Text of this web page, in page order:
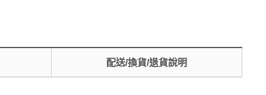
配送/換貨/退貨說明